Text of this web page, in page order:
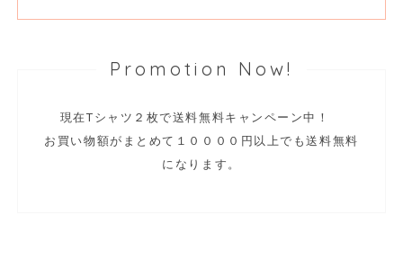
Promotion Now!
現在Tシャツ２枚で送料無料キャンペーン中！
お買い物額がまとめて１００００円以上でも送料無料
になります。